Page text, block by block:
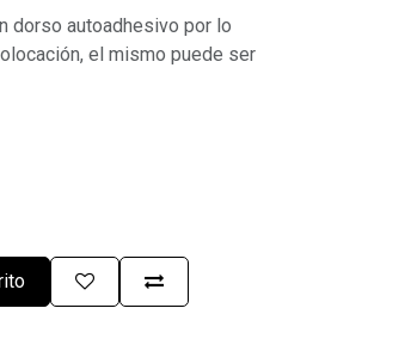
dorso autoadhesivo por lo
el mismo puede ser